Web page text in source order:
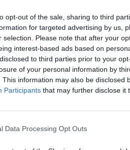
opt-out of the sale, sharing to third
for targeted advertising by us,
selection. Please note that after your
interest-based ads based on
to third parties prior to your
of your personal information by
This information may also be disclosed
Participants that may further disclose it
Data Processing Opt Outs
mycket du faktiskt
vilka utgifter som är
to have”). Ett klassiskt
varje transaktion är ganska
sedan på vad du kan göra
större överskott på
få ha roligt eller unna sig,
spenderar på saker och
bli mer medveten, kan man